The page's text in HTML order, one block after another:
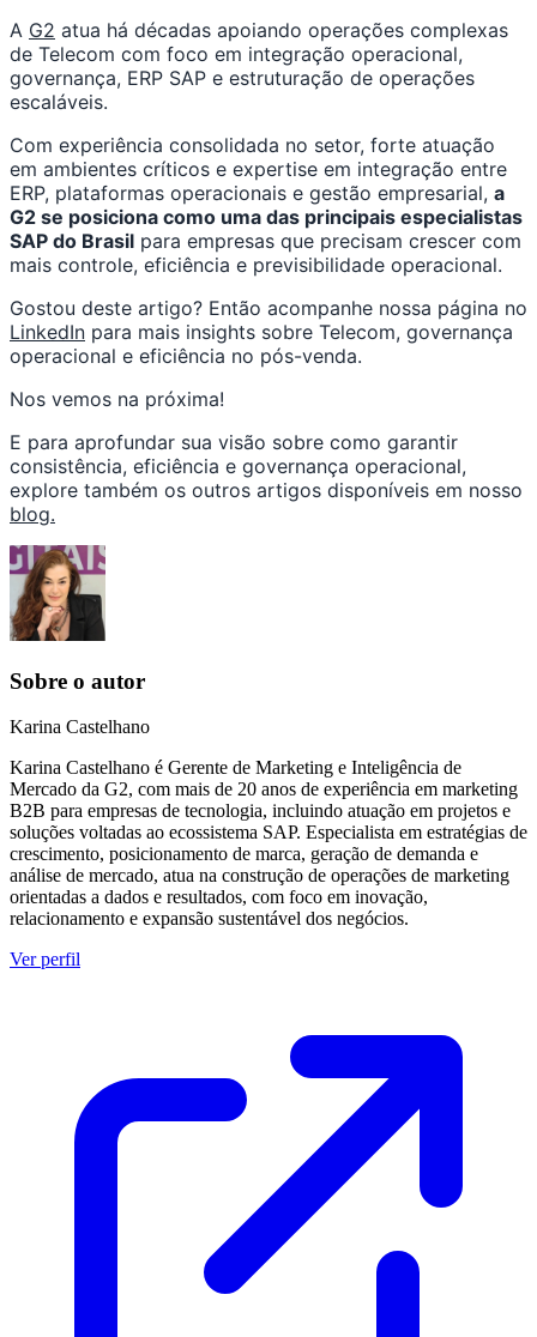
A G2 atua há décadas apoiando operações complexas
de Telecom com foco em integração operacional,
governança, ERP SAP e estruturação de operações
escaláveis.
Com experiência consolidada no setor, forte atuação
em ambientes críticos e expertise em integração entre
ERP, plataformas operacionais e gestão empresarial, a
G2 se posiciona como uma das principais especialistas
SAP do Brasil para empresas que precisam crescer com
mais controle, eficiência e previsibilidade operacional.
Gostou deste artigo? Então acompanhe nossa página no
LinkedIn para mais insights sobre Telecom, governança
operacional e eficiência no pós-venda.
Nos vemos na próxima!
E para aprofundar sua visão sobre como garantir
consistência, eficiência e governança operacional,
explore também os outros artigos disponíveis em nosso
blog.
Sobre o autor
Karina Castelhano
Karina Castelhano é Gerente de Marketing e Inteligência de
Mercado da G2, com mais de 20 anos de experiência em marketing
B2B para empresas de tecnologia, incluindo atuação em projetos e
soluções voltadas ao ecossistema SAP. Especialista em estratégias de
crescimento, posicionamento de marca, geração de demanda e
análise de mercado, atua na construção de operações de marketing
orientadas a dados e resultados, com foco em inovação,
relacionamento e expansão sustentável dos negócios.
Ver perfil